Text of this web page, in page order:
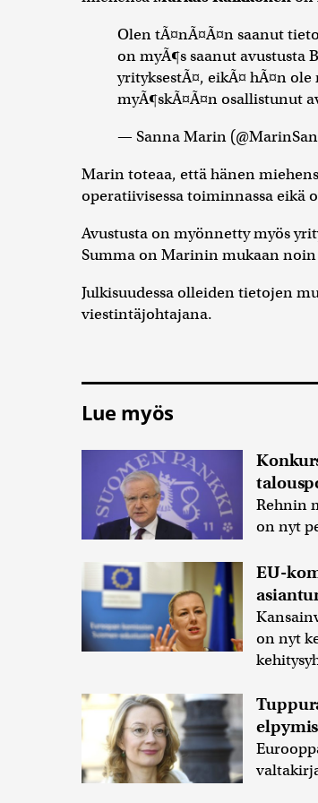
Olen tÃ¤nÃ¤Ã¤n saanut
on myÃ¶s saanut avustusta
yrityksestÃ¤, eikÃ¤ hÃ¤n
myÃ¶skÃ¤Ã¤n osallistunut
— Sanna Marin
Marin toteaa, että hänen
operatiivisessa toiminnassa eikä
Avustusta on myönnetty myös
Summa on Marinin mukaan noin
Julkisuudessa olleiden tietojen
viestintäjohtajana.
Lue myös
Rehnin
on nyt
EU-
on nyt